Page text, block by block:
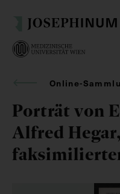
Online-
Porträt von
Alfred